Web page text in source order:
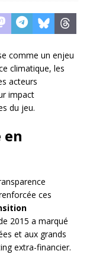
comme un enjeu
climatique, les
acteurs
impact
du jeu.
en
ces
2015 a marqué
et aux grands
extra-financier.